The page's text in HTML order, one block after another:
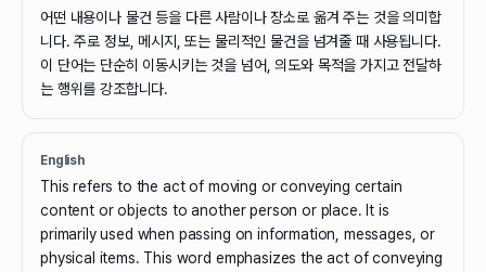
어떤 내용이나 물건 등을 다른 사람이나 장소로 옮겨 주는 것을 의미합
니다. 주로 정보, 메시지, 또는 물리적인 물건을 넘겨줄 때 사용됩니다.
이 단어는 단순히 이동시키는 것을 넘어, 의도와 목적을 가지고 전달하
는 행위를 강조합니다.
English
This refers to the act of moving or conveying certain
content or objects to another person or place. It is
primarily used when passing on information, messages, or
physical items. This word emphasizes the act of conveying